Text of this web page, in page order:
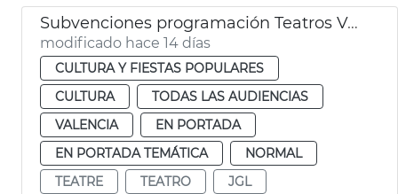
Subvenciones programación Teatros València
modificado hace 14 días
CULTURA Y FIESTAS POPULARES
CULTURA
TODAS LAS AUDIENCIAS
VALENCIA
EN PORTADA
EN PORTADA TEMÁTICA
NORMAL
TEATRE
TEATRO
JGL